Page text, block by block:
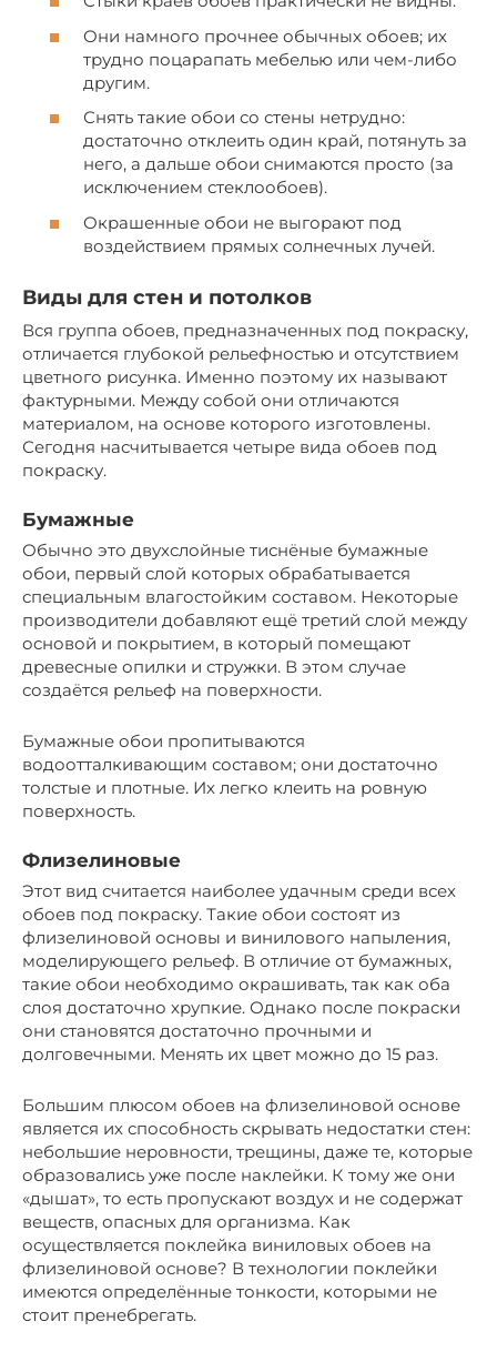
Они намного прочнее обычных обоев; их
трудно поцарапать мебелью или чем-либо
другим.
Снять такие обои со стены нетрудно:
достаточно отклеить один край, потянуть за
него, а дальше обои снимаются просто (за
исключением стеклообоев).
Окрашенные обои не выгорают под
воздействием прямых солнечных лучей.
Виды для стен и потолков
Вся группа обоев, предназначенных под покраску,
отличается глубокой рельефностью и отсутствием
цветного рисунка. Именно поэтому их называют
фактурными. Между собой они отличаются
материалом, на основе которого изготовлены.
Сегодня насчитывается четыре вида обоев под
покраску.
Бумажные
Обычно это двухслойные тиснёные бумажные
обои, первый слой которых обрабатывается
специальным влагостойким составом. Некоторые
производители добавляют ещё третий слой между
основой и покрытием, в который помещают
древесные опилки и стружки. В этом случае
создаётся рельеф на поверхности.
Бумажные обои пропитываются
водоотталкивающим составом; они достаточно
толстые и плотные. Их легко клеить на ровную
поверхность.
Флизелиновые
Этот вид считается наиболее удачным среди всех
обоев под покраску. Такие обои состоят из
флизелиновой основы и винилового напыления,
моделирующего рельеф. В отличие от бумажных,
такие обои необходимо окрашивать, так как оба
слоя достаточно хрупкие. Однако после покраски
они становятся достаточно прочными и
долговечными. Менять их цвет можно до 15 раз.
Большим плюсом обоев на флизелиновой основе
является их способность скрывать недостатки стен:
небольшие неровности, трещины, даже те, которые
образовались уже после наклейки. К тому же они
«дышат», то есть пропускают воздух и не содержат
веществ, опасных для организма. Как
осуществляется поклейка виниловых обоев на
флизелиновой основе? В технологии поклейки
имеются определённые тонкости, которыми не
стоит пренебрегать.